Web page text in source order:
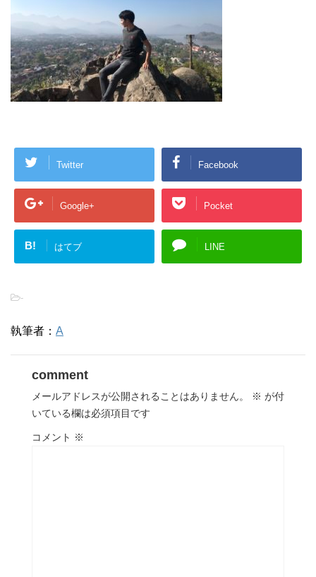
Twitter Facebook
Google+ Pocket
B! はてブ LINE
-
執筆者： A
comment
メールアドレスが公開されることはありません。 ※ が付
いている欄は必須項目です
コメント ※